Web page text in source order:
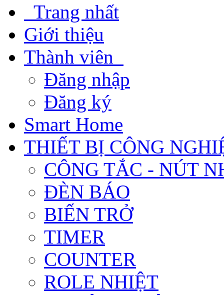
Trang nhất
Giới thiệu
Thành viên
Đăng nhập
Đăng ký
Smart Home
THIẾT BỊ CÔNG
CÔNG TẮC - NÚT
ĐÈN BÁO
BIẾN TRỞ
TIMER
COUNTER
ROLE NHIỆT